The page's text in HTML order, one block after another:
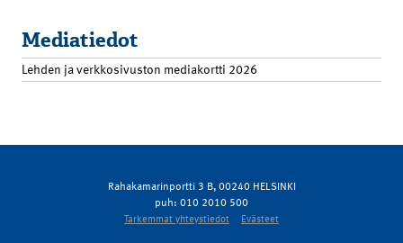
Mediatiedot
Lehden ja verkkosivuston mediakortti 2026
Rahakamarinportti 3 B, 00240 HELSINKI
puh: 010 2010 500
Tarkemmat yhteystiedot Evästeet